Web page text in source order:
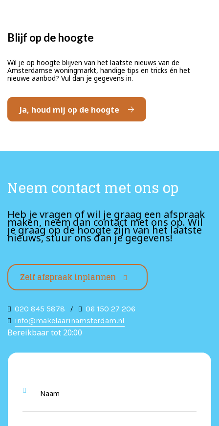
Blijf op de hoogte
Wil je op hoogte blijven van het laatste nieuws van de
Amsterdamse woningmarkt, handige tips en tricks én het
nieuwe aanbod? Vul dan je gegevens in.
Ja, houd mij op de hoogte
Neem contact met ons op
Heb je vragen of wil je graag een afspraak
maken, neem dan contact met ons op. Wil
je graag op de hoogte zijn van het laatste
nieuws, stuur ons dan je gegevens!
Zelf afspraak inplannen
020 845 5878 /
06 150 27 206
info@makelaarinamsterdam.nl
Bereikbaar tot 20:00